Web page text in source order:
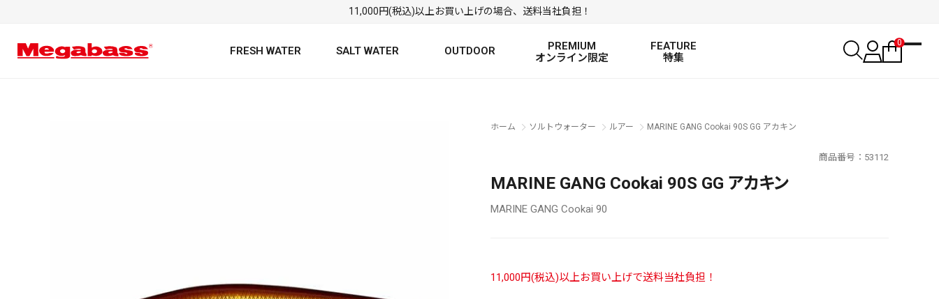
11,000円(税込)以上お買い上げの場合、送料当社負担！
FRESH WATER
TROUT ROD TROUT LURE
SALT WATER
SALTWATER LURE
OUTDOOR
PREMIUM
オンライン限定
FEATURE
特集
0
絞り込み検索
PREMIUM オンライン限定
ホーム ソルトウォーター ルアー MARINE GANG Cookai 90S GG アカキン
商品番号 53112
MARINE GANG Cookai 90S GG アカキン
MARINE GANG Cookai 90
11,000円(税込)以上お買い上げで送料当社負担！